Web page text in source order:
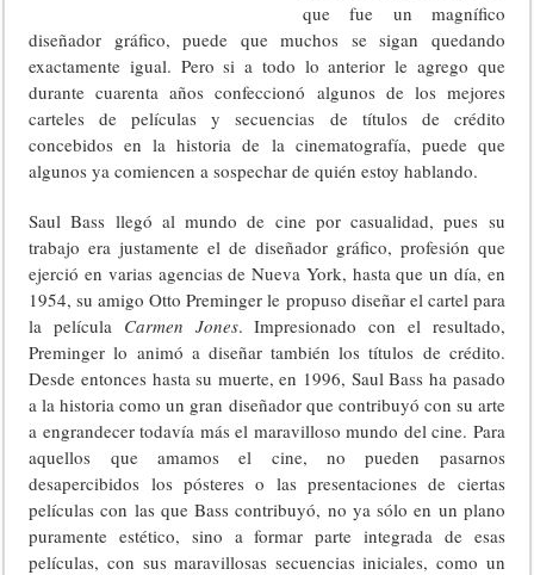
que fue un magnífico
diseñador gráfico, puede que muchos se sigan quedando
exactamente igual. Pero si a todo lo anterior le agrego que
durante cuarenta años confeccionó algunos de los mejores
carteles de películas y secuencias de títulos de crédito
concebidos en la historia de la cinematografía, puede que
algunos ya comiencen a sospechar de quién estoy hablando.
Saul Bass llegó al mundo de cine por casualidad, pues su
trabajo era justamente el de diseñador gráfico, profesión que
ejerció en varias agencias de Nueva York, hasta que un día, en
1954, su amigo Otto Preminger le propuso diseñar el cartel para
la película Carmen Jones. Impresionado con el resultado,
Preminger lo animó a diseñar también los títulos de crédito.
Desde entonces hasta su muerte, en 1996, Saul Bass ha pasado
a la historia como un gran diseñador que contribuyó con su arte
a engrandecer todavía más el maravilloso mundo del cine. Para
aquellos que amamos el cine, no pueden pasarnos
desapercibidos los pósteres o las presentaciones de ciertas
películas con las que Bass contribuyó, no ya sólo en un plano
puramente estético, sino a formar parte integrada de esas
películas, con sus maravillosas secuencias iniciales, como un